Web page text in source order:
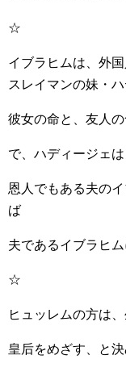
☆
イブラヒムは、外
スレイマンの妹・
彼女の命と、友人の
で、ハディージェ
恩人でもある夫の
ば
夫であるイブラヒ
☆
ヒュッレムの方は
皇后をめざす、と